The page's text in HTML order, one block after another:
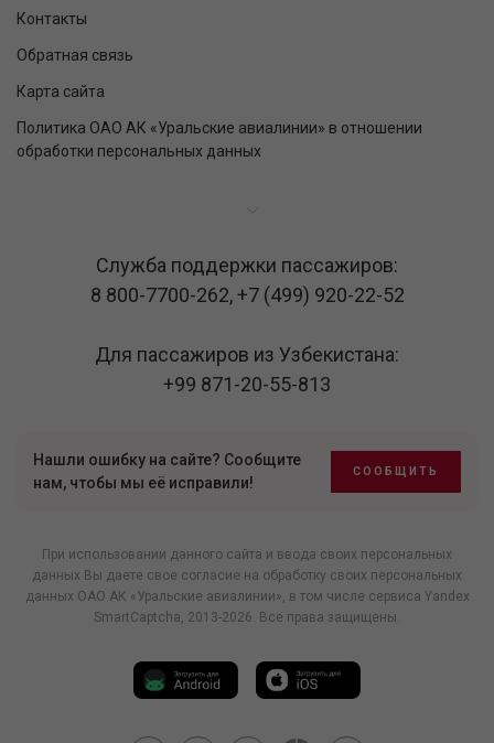
Контакты
Обратная связь
Карта сайта
Политика ОАО АК «Уральские авиалинии» в отношении
обработки персональных данных
Служба поддержки пассажиров:
8 800-7700-262,+7 (499) 920-22-52
Для пассажиров из Узбекистана:
+99 871-20-55-813
Нашли ошибку на сайте? Сообщите
нам, чтобы мы её исправили!
СООБЩИТЬ
При использовании данного сайта и ввода своих персональных
данных Вы даете свое согласие на обработку своих персональных
данных ОАО АК «Уральские авиалинии», в том числе сервиса Yandex
SmartCaptcha, 2013-2026. Все права защищены.